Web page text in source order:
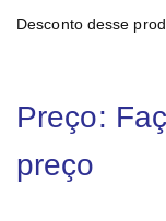
Desconto desse
Preço:
preço